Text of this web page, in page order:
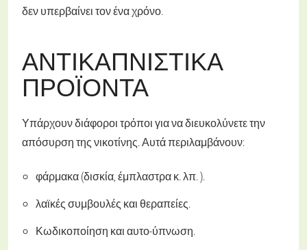
δεν υπερβαίνει τον ένα χρόνο.
ΑΝΤΙΚΑΠΝΙΣΤΙΚΆ
ΠΡΟΪΌΝΤΑ
Υπάρχουν διάφοροι τρόποι για να διευκολύνετε την
απόσυρση της νικοτίνης. Αυτά περιλαμβάνουν:
φάρμακα (δισκία, έμπλαστρα κ. λπ. ).
λαϊκές συμβουλές και θεραπείες.
Κωδικοποίηση και αυτο-ύπνωση.